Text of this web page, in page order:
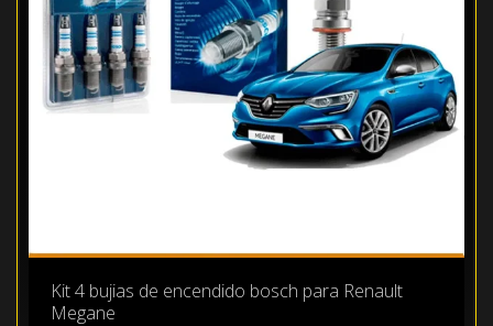
Kit 4 bujias de encendido bosch para Renault
Megane